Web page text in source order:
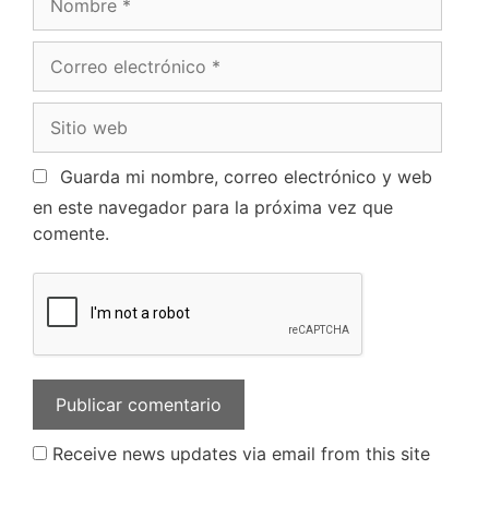
Guarda mi nombre, correo electrónico y web
en este navegador para la próxima vez que
comente.
Receive news updates via email from this site